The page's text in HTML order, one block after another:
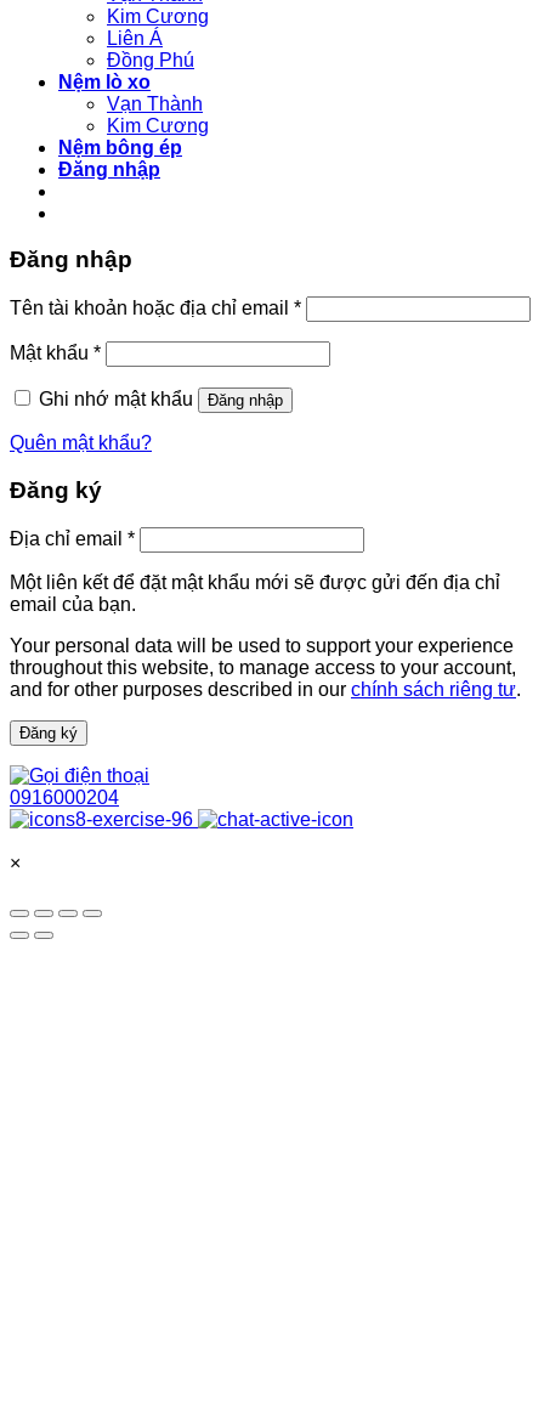
Kim Cương
Liên Á
Đồng Phú
Nệm lò xo
Vạn Thành
Kim Cương
Nệm bông ép
Đăng nhập
Đăng nhập
Tên tài khoản hoặc địa chỉ email *Bắt
buộc
Mật khẩu *Bắt
buộc
Ghi nhớ mật khẩu
Đăng nhập
Quên mật khẩu?
Đăng ký
Địa chỉ email *Bắt
buộc
Một liên kết để đặt mật khẩu mới sẽ được gửi đến địa chỉ
email của bạn.
Your personal data will be used to support your experience
throughout this website, to manage access to your account,
and for other purposes described in our chính sách riêng tư.
Đăng ký
0916000204
×